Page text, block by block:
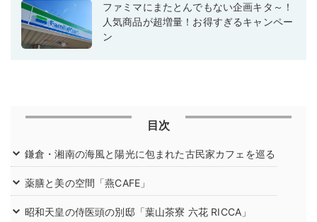
ファミマにまたとんでもない企画キタ～！
人気商品が超増量！お得すぎるキャンペー
ン
目次
鎌倉・湘南の海風と陽光に包まれた古民家カフェを巡る
薬膳と美の空間「燕CAFE」
昭和天皇の侍医頭の別邸「葉山茶寮 六花 RICCA」